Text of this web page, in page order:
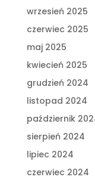
wrzesień 2025
czerwiec 2025
maj 2025
kwiecień 2025
grudzień 2024
listopad 2024
październik
sierpień 2024
lipiec 2024
czerwiec 2024